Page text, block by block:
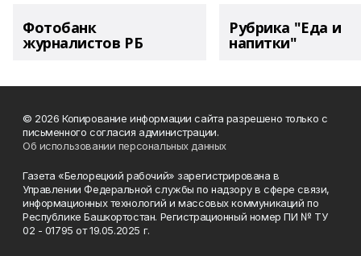
Фотобанк
журналистов РБ
Рубрика "Еда и
напитки"
© 2026 Копирование информации сайта разрешено только с
письменного согласия администрации.
Об использовании персональных данных
Газета «Белорецкий рабочий» зарегистрирована в
Управлении Федеральной службы по надзору в сфере связи,
информационных технологий и массовых коммуникаций по
Республике Башкортостан. Регистрационный номер ПИ № ТУ
02 - 01795 от 19.05.2025 г.